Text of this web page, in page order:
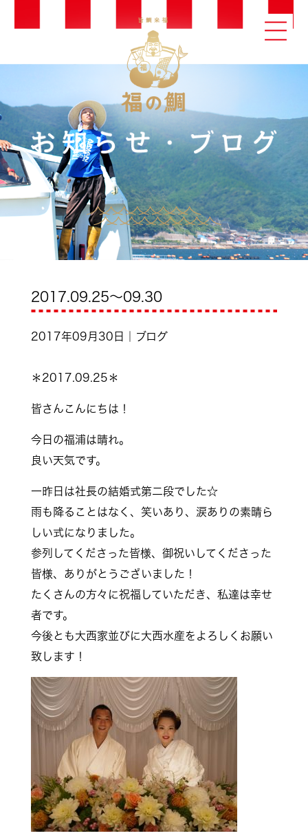
2017.09.25～09.30
2017年09月30日｜ブログ
＊2017.09.25＊
皆さんこんにちは！
今日の福浦は晴れ。
良い天気です。
一昨日は社長の結婚式第二段でした☆
雨も降ることはなく、笑いあり、涙ありの素晴ら
しい式になりました。
参列してくださった皆様、御祝いしてくださった
皆様、ありがとうございました！
たくさんの方々に祝福していただき、私達は幸せ
者です。
今後とも大西家並びに大西水産をよろしくお願い
致します！